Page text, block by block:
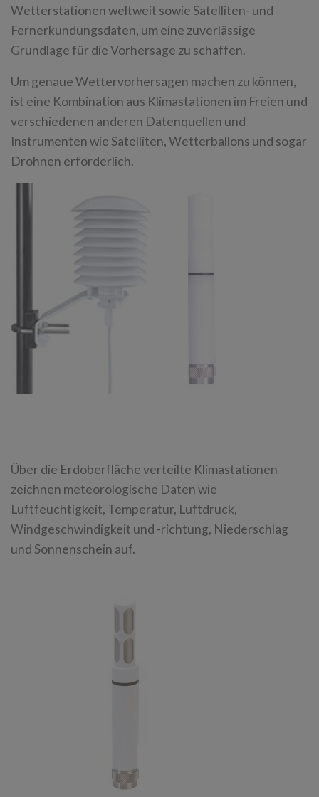
Wetterstationen weltweit sowie Satelliten- und
Fernerkundungsdaten, um eine zuverlässige
Grundlage für die Vorhersage zu schaffen.
Um genaue Wettervorhersagen machen zu können,
ist eine Kombination aus Klimastationen im Freien und
verschiedenen anderen Datenquellen und
Instrumenten wie Satelliten, Wetterballons und sogar
Drohnen erforderlich.
Über die Erdoberfläche verteilte Klimastationen
zeichnen meteorologische Daten wie
Luftfeuchtigkeit, Temperatur, Luftdruck,
Windgeschwindigkeit und -richtung, Niederschlag
und Sonnenschein auf.